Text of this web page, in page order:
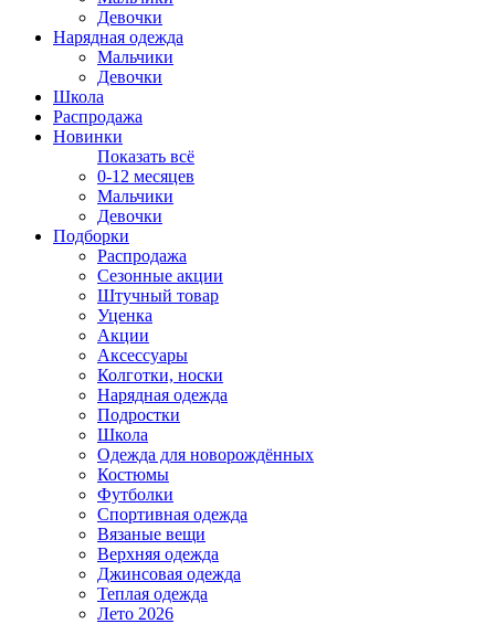
Девочки
Нарядная одежда
Мальчики
Девочки
Школа
Распродажа
Новинки
Показать всё
0-12 месяцев
Мальчики
Девочки
Подборки
Распродажа
Сезонные акции
Штучный товар
Уценка
Акции
Аксессуары
Колготки, носки
Нарядная одежда
Подростки
Школа
Одежда для новорождённых
Костюмы
Футболки
Спортивная одежда
Вязаные вещи
Верхняя одежда
Джинсовая одежда
Теплая одежда
Лето 2026